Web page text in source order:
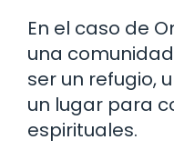
En el caso de
una
ser un refugio,
un lugar para
espirituales.